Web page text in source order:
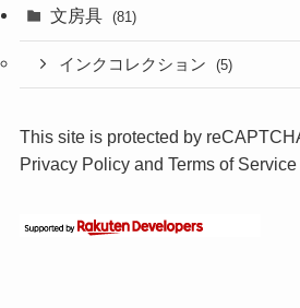
文房具 (81)
インクコレクション (5)
This site is protected by
Privacy Policyand Terms of Service